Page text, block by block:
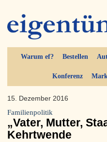
Warum ef? Bestellen
Konferenz
15. Dezember 2016
Familienpolitik
„Vater, Mutter,
Kehrtwende